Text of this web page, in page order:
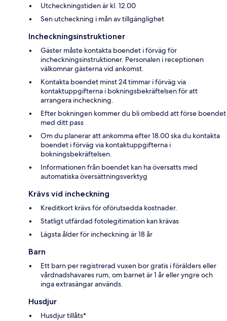
Utcheckningstiden är kl. 12.00
Sen utcheckning i mån av tillgänglighet
Incheckningsinstruktioner
Gäster måste kontakta boendet i förväg för
incheckningsinstruktioner. Personalen i receptionen
välkomnar gästerna vid ankomst.
Kontakta boendet minst 24 timmar i förväg via
kontaktuppgifterna i bokningsbekräftelsen för att
arrangera incheckning.
Efter bokningen kommer du bli ombedd att förse boendet
med ditt pass
Om du planerar att ankomma efter 18.00 ska du kontakta
boendet i förväg via kontaktuppgifterna i
bokningsbekräftelsen.
Informationen från boendet kan ha översatts med
automatiska översättningsverktyg
Krävs vid incheckning
Kreditkort krävs för oförutsedda kostnader.
Statligt utfärdad fotolegitimation kan krävas
Lägsta ålder för incheckning är 18 år
Barn
Ett barn per registrerad vuxen bor gratis i förälders eller
vårdnadshavares rum, om barnet är 1 år eller yngre och
inga extrasängar används.
Husdjur
Husdjur tillåts*